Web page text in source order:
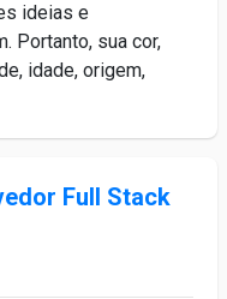
ideias e
Portanto, sua cor,
idade, origem,
Full Stack